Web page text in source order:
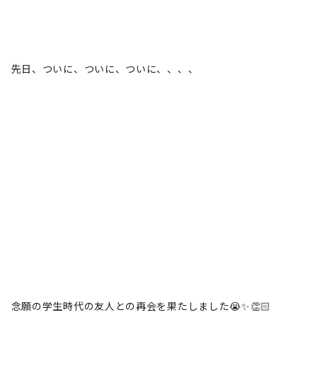
先日、ついに、ついに、ついに、、、、
念願の学生時代の友人との再会を果たしました😭✨👏🏻